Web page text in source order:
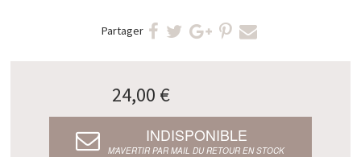
Partager
24,00 €
INDISPONIBLE
M’AVERTIR PAR MAIL DU RETOUR EN STOCK